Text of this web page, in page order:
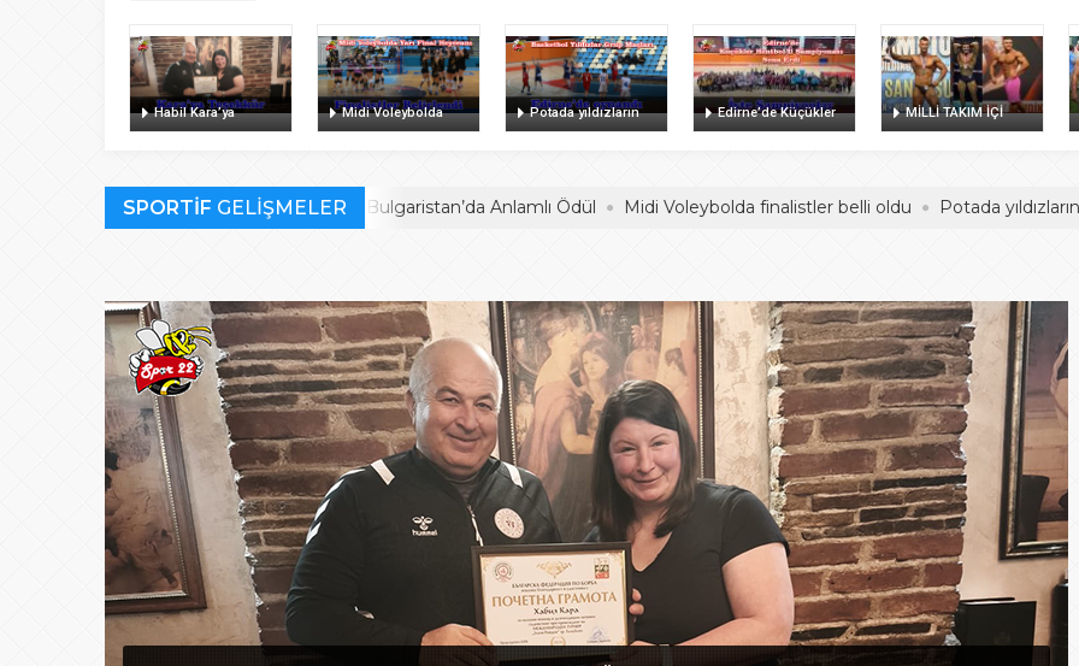
Habil Kara’ya
Anlamlı Ödül
Midi Voleybolda Potada yıldızların Edirne’de Küçükler MİLLİ TAKIM İÇİ
SPORTİF GELİŞMELER
Habil Kara’ya Bulgaristan’da Anlamlı Ödül Midi Voleybolda finalistler belli oldu Potada yıldızların